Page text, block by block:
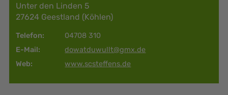
Unter den Linden 5
27624 Geestland (Köhlen)
Telefon:
04708 310
E-Mail:
dowatduwullt@gmx.de
Web:
www.scsteffens.de